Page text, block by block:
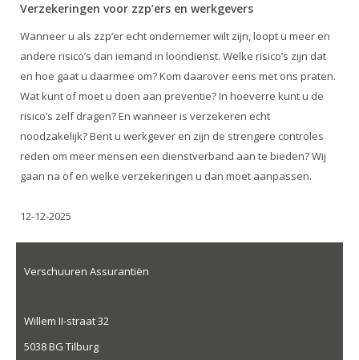
Verzekeringen voor zzp’ers en werkgevers
Wanneer u als zzp’er echt ondernemer wilt zijn, loopt u meer en
andere risico’s dan iemand in loondienst. Welke risico’s zijn dat
en hoe gaat u daarmee om? Kom daarover eens met ons praten.
Wat kunt of moet u doen aan preventie? In hoeverre kunt u de
risico’s zelf dragen? En wanneer is verzekeren echt
noodzakelijk? Bent u werkgever en zijn de strengere controles
reden om meer mensen een dienstverband aan te bieden? Wij
gaan na of en welke verzekeringen u dan moet aanpassen.
12-12-2025
Verschuuren Assurantiën
Willem II-straat 32
5038 BG Tilburg